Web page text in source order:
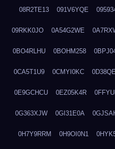
08R2TE13 091V6YQE
09RKK0JO 0A54G2WE
0BO4RLHU 0BOHM258
0CA5T1U9 0CMYI0KC
0E9GCHCU 0EZ05K4R
0G363XJW 0GI31E0A
0H7Y9RRM 0H9OI0N1